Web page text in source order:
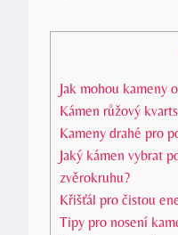
Jak mohou kameny
Kámen růžový
Kameny drahé pro
Jaký kámen vybrat
zvěrokruhu?
Křišťál pro čistou
Tipy pro nosení